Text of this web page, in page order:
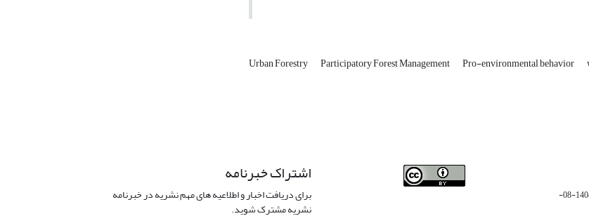
Urban Forestry Participatory Forest Management Pro-environmental behavior
1404-08-
اشتراک خبرنامه
برای دریافت اخبار و اطلاعیه های مهم نشریه در خبرنامه
نشریه مشترک شوید.